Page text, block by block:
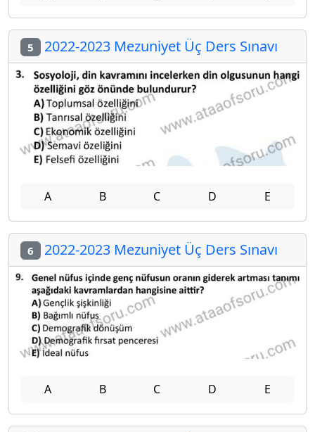
5 2022-2023 Mezuniyet Üç Ders Sınavı
A B C D E
6 2022-2023 Mezuniyet Üç Ders Sınavı
A B C D E